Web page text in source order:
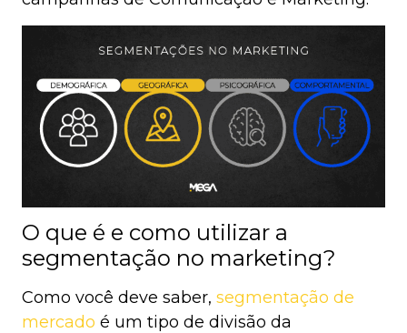
O que é e como utilizar a
segmentação no marketing?
Como você deve saber, segmentação de
mercado é um tipo de divisão da